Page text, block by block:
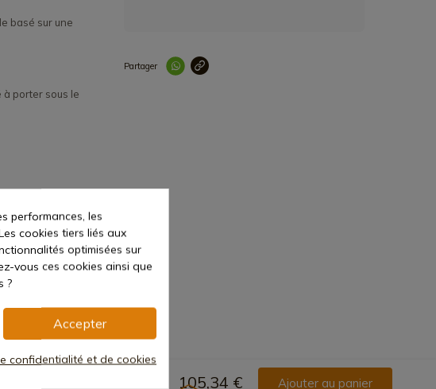
basé sur une
porter sous le
Partager
105,34 € Ajouter au panier
performances, les
cookies tiers liés aux
optimisées sur
vous ces cookies ainsi que
?
Accepter
confidentialité et de cookies